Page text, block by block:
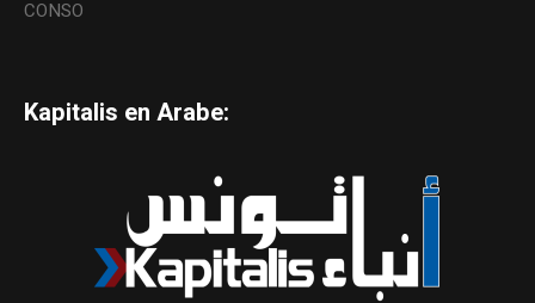
CONSO
Kapitalis en Arabe: